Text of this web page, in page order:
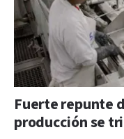
Fuerte repunte
producción se